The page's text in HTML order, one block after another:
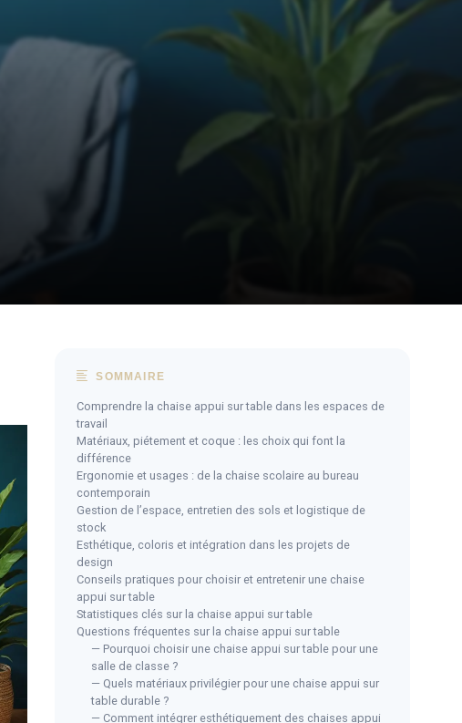
SOMMAIRE
Comprendre la chaise appui sur table dans les espaces de
travail
Matériaux, piétement et coque : les choix qui font la
différence
Ergonomie et usages : de la chaise scolaire au bureau
contemporain
Gestion de l’espace, entretien des sols et logistique de
stock
Esthétique, coloris et intégration dans les projets de
design
Conseils pratiques pour choisir et entretenir une chaise
appui sur table
Statistiques clés sur la chaise appui sur table
Questions fréquentes sur la chaise appui sur table
— Pourquoi choisir une chaise appui sur table pour une
salle de classe ?
— Quels matériaux privilégier pour une chaise appui sur
table durable ?
— Comment intégrer esthétiquement des chaises appui